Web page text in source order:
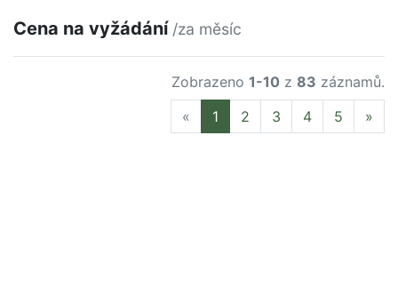
Cena na vyžádání /za měsíc
Zobrazeno 1-10 z 83 záznamů.
« Previous
1 2 3 4 5 »